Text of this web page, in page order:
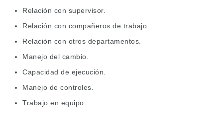
Relación con supervisor.
Relación con compañeros de trabajo.
Relación con otros departamentos.
Manejo del cambio.
Capacidad de ejecución.
Manejo de controles.
Trabajo en equipo.